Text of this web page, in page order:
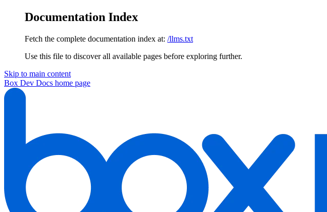
Documentation Index
Fetch the complete documentation index at: /llms.txt
Use this file to discover all available pages before exploring further.
Skip to main content
Box Dev Docs home page